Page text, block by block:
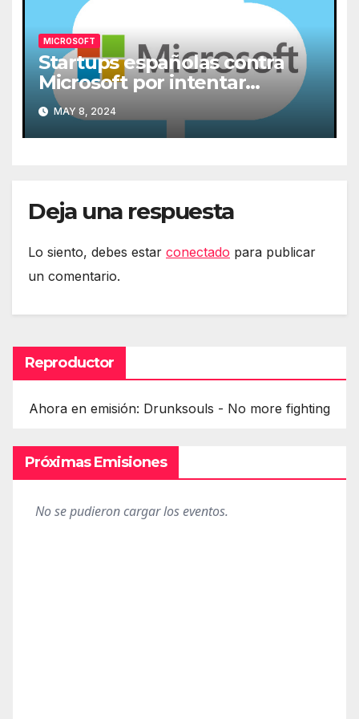
MICROSOFT
Startups españolas contra
Microsoft por intentar
expulsarlas de la nube
MAY 8, 2024
Deja una respuesta
Lo siento, debes estar conectado para publicar
un comentario.
Reproductor
Ahora en emisión: Drunksouls - No more fighting
Próximas Emisiones